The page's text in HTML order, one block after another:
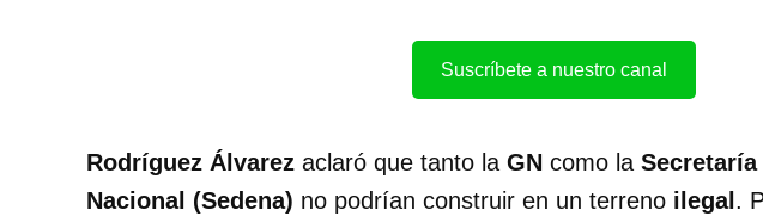
Suscríbete a nuestro canal
Rodríguez Álvarez aclaró que tanto la GN como la Secretaría
Nacional (Sedena) no podrían construir en un terreno ilegal .